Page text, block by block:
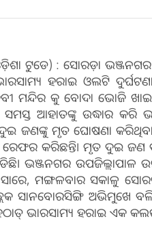
ଟୁଡେ) : ସୋରଡ଼ା ଭଞ୍ଜନଗର
ହରାଇ ଓଲଟି
ମନ୍ଦିର କୁ ବୋଦା ଭୋଜି
ସମସ୍ତ ଆହାତଙ୍କୁ ଉଦ୍ଧାର
ମୃତ ଘୋଷଣା କରିଥିବା
ରେଫର କରିଛନ୍ତି। ମୃତ ଦୁଇ
ଭଞ୍ଜନଗର ଉପଜିଲ୍ଲାପାଳ
ମଙ୍ଗଳବାର ସକାଳୁ
ସାନବୋରସିଙ୍ଗି ଅଭିମୁଖେ
ଭାରସାମ୍ୟ ହରାଇ ଏକ